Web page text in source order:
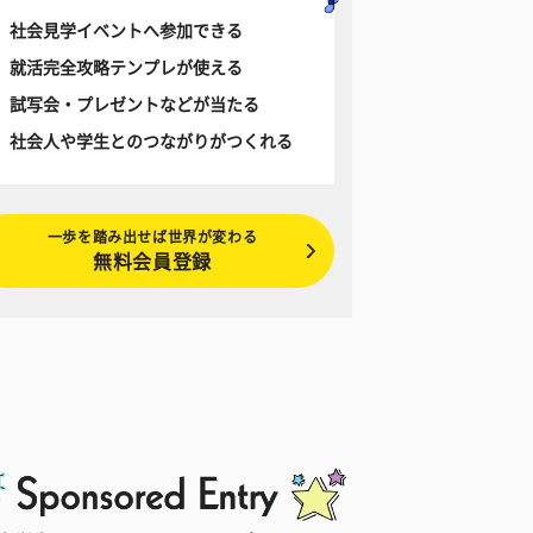
社会見学イベントへ参加できる
就活完全攻略テンプレが使える
試写会・プレゼントなどが当たる
社会人や学生とのつながりがつくれる
一歩を踏み出せば世界が変わる
無料会員登録